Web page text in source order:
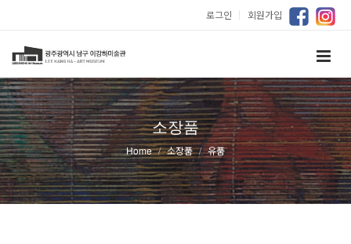
로그인 ｜ 회원가입
소장품
Home 소장품 유품